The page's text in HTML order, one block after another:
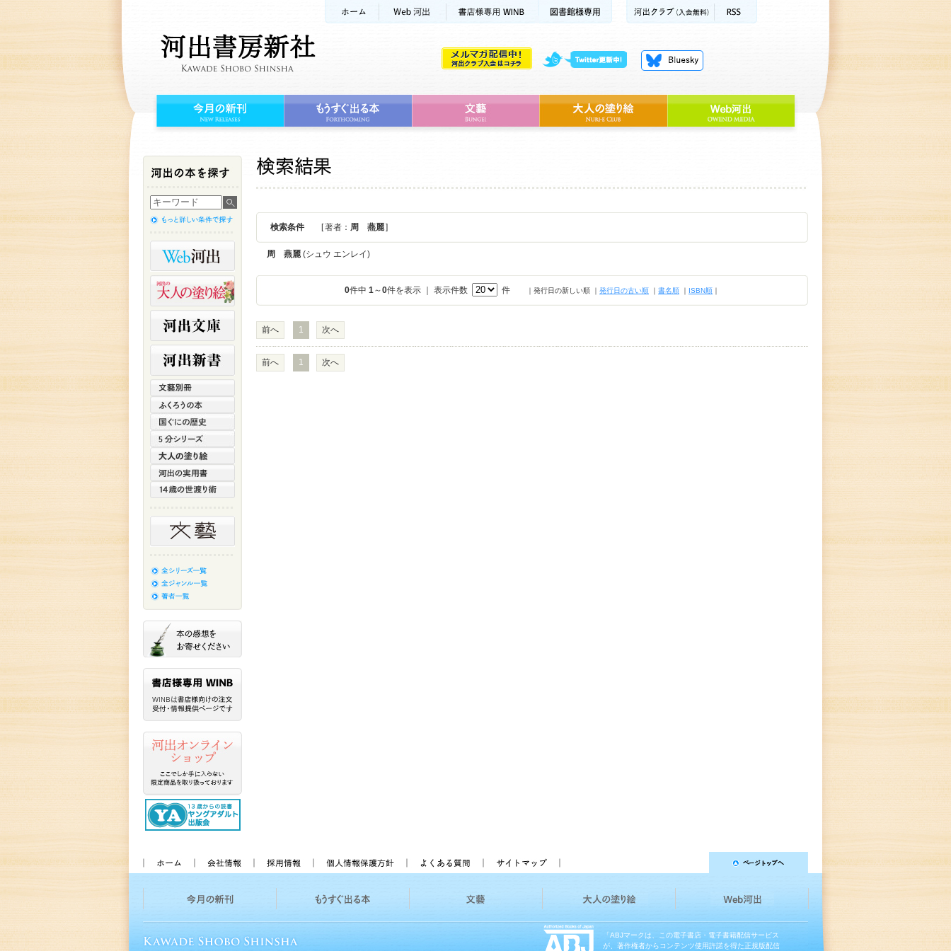
検索条件 [ 著者： 周 燕麗]
周 燕麗 (シュウ エンレイ)
0件中 1～0件を表示 ｜ 表示件数 件 ｜発行日の新しい順 ｜ 発行日の古い順 ｜ 書名順 ｜ ISBN順 ｜
前へ 1 次へ
前へ 1 次へ
「ABJマークは、この電子書店・電子書籍配信サービス
が、著作権者からコンテンツ使用許諾を得た正規版配信